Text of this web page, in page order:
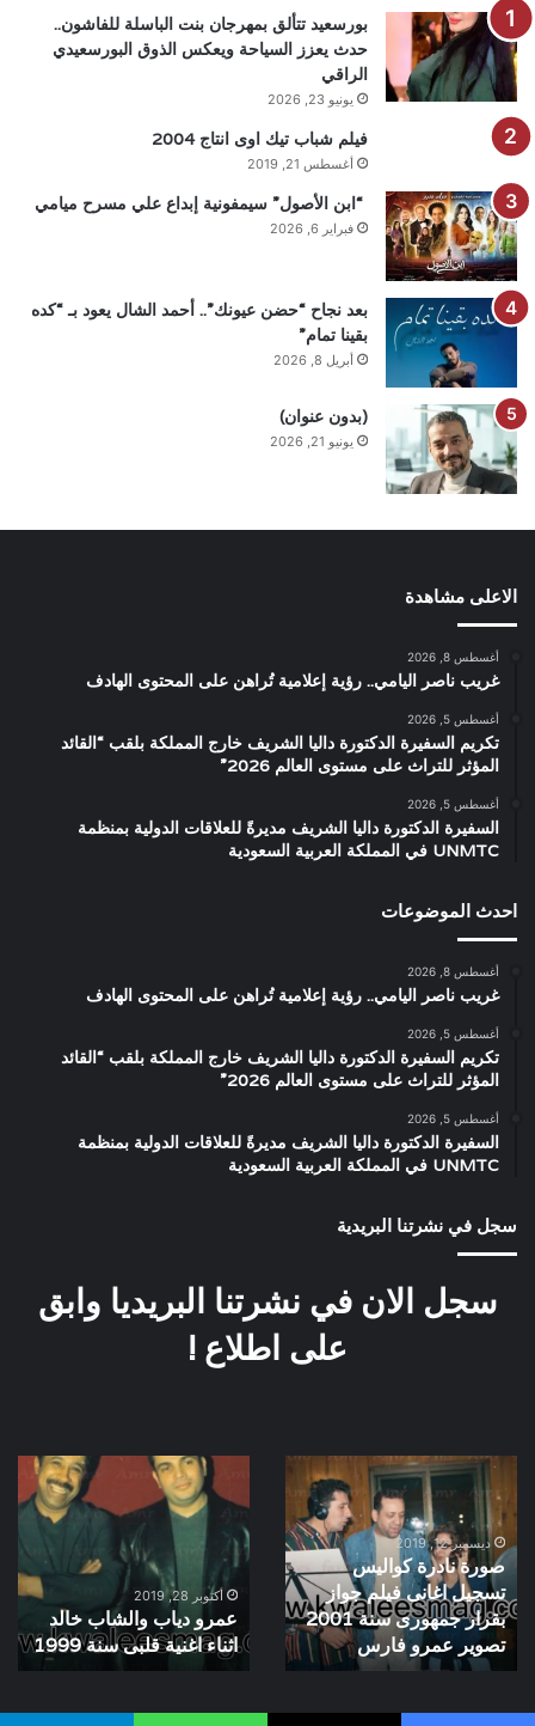
بورسعيد تتألق بمهرجان بنت الباسلة للفاشون..
حدث يعزز السياحة ويعكس الذوق البورسعيدي
الراقي
يونيو 23, 2026
فيلم شباب تيك اوى انتاج 2004
أغسطس 21, 2019
“ابن الأصول” سيمفونية إبداع علي مسرح ميامي
فبراير 6, 2026
بعد نجاح “حضن عيونك”.. أحمد الشال يعود بـ “كده
بقينا تمام”
أبريل 8, 2026
(بدون عنوان)
يونيو 21, 2026
الاعلى مشاهدة
أغسطس 8, 2026
غريب ناصر اليامي.. رؤية إعلامية تُراهن على المحتوى الهادف
أغسطس 5, 2026
تكريم السفيرة الدكتورة داليا الشريف خارج المملكة بلقب “القائد
المؤثر للتراث على مستوى العالم 2026”
أغسطس 5, 2026
السفيرة الدكتورة داليا الشريف مديرةً للعلاقات الدولية بمنظمة
UNMTC في المملكة العربية السعودية
احدث الموضوعات
أغسطس 8, 2026
غريب ناصر اليامي.. رؤية إعلامية تُراهن على المحتوى الهادف
أغسطس 5, 2026
تكريم السفيرة الدكتورة داليا الشريف خارج المملكة بلقب “القائد
المؤثر للتراث على مستوى العالم 2026”
أغسطس 5, 2026
السفيرة الدكتورة داليا الشريف مديرةً للعلاقات الدولية بمنظمة
UNMTC في المملكة العربية السعودية
سجل في نشرتنا البريدية
سجل الان في نشرتنا البريديا وابق
على اطلاع !
صورة
نادرة
كواليس
تسجيل
اغانى
فيلم
جواز
بقرار
جمهورى
2001
ديسمبر 12, 2019
صورة نادرة كواليس
تسجيل اغانى فيلم جواز
بقرار جمهورى سنة 2001
تصوير عمرو فارس
دياب
خالد
اثناء
اغنية
قلبى
سنة
1999
أكتوبر 28, 2019
عمرو دياب والشاب خالد
اثناء اغنية قلبى سنة 1999